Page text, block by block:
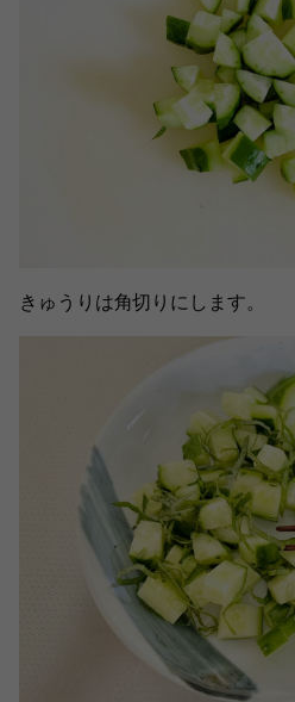
きゅうりは角切りにします。